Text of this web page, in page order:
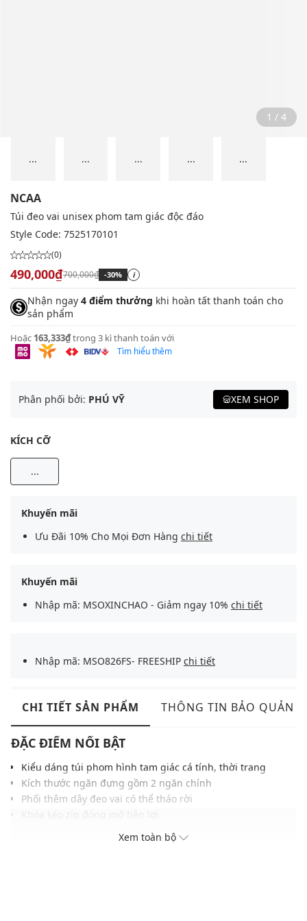
2 / 4
... ... ... ... ...
NCAA
Túi đeo vai unisex phom tam giác độc đáo
Style Code: 7525170101
(0)
490,000₫700,000₫ -30% i
Nhận ngay 4 điểm thưởng khi hoàn tất thanh toán cho
sản phẩm
Hoặc 163,333₫trong 3 kì thanh toán với
Tìm hiểu thêm
Phân phối bởi: PHÚ VỸ XEM SHOP
KÍCH CỠ
...
Khuyến mãi
Ưu Đãi 10% Cho Mọi Đơn Hàng chi tiết
Khuyến mãi
Nhập mã: MSOXINCHAO - Giảm ngay 10% chi tiết
Nhập mã: MSO826FS- FREESHIP chi tiết
CHI TIẾT SẢN PHẨM THÔNG TIN BẢO QUẢN
ĐẶC ĐIỂM NỔI BẬT
Kiểu dáng túi phom hình tam giác cá tính, thời trang
Kích thước ngăn đựng gồm 2 ngăn chính
Phối thêm dây đeo vai có thể tháo rời
Gam màu hiện đại dễ dàng phối với nhiều trang phục và
Xem toàn bộ